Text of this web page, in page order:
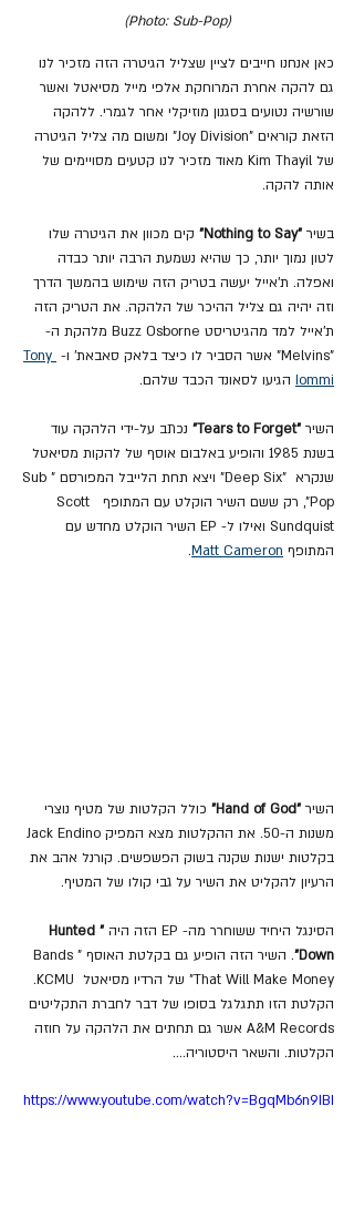
(Photo: Sub-Pop)
כאן אנחנו חייבים לציין שצליל הגיטרה הזה מזכיר לנו
גם להקה אחרת המרוחקת אלפי מייל מסיאטל ואשר
שורשיה נטועים בסגנון מוזיקלי אחר לגמרי. ללהקה
הזאת קוראים "Joy Division" ומשום מה צליל הגיטרה
של Kim Thayil מאוד מזכיר לנו קטעים מסויימים של
אותה להקה.
בשיר "Nothing to Say"
קים מכוון את הגיטרה שלו
לטון נמוך יותר, כך שהיא נשמעת הרבה יותר כבדה
ואפלה. ת'אייל יעשה בטריק הזה שימוש בהמשך הדרך
וזה יהיה גם צליל ההיכר של הלהקה. את הטריק הזה
ת'אייל למד מהגיטריסט Buzz Osborne מלהקת ה-
"Melvins" אשר הסביר לו כיצד בלאק סאבאת' ו-
Tony
Iommi הגיעו לסאונד הכבד שלהם.
השיר "Tears to Forget"
נכתב על-ידי הלהקה עוד
בשנת 1985 והופיע באלבום אוסף של להקות מסיאטל
שנקרא  "Deep Six" ויצא תחת הלייבל המפורסם "Sub
Pop", רק ששם השיר הוקלט עם המתופף  Scott
Sundquist ואילו ל- EP השיר הוקלט מחדש עם
המתופף Matt Cameron
.
השיר "Hand of God"
כולל הקלטות של מטיף נוצרי
בקלטות ישנות שקנה בשוק הפשפשים. קורנל אהב את
הרעיון להקליט את השיר על גבי קולו של המטיף.
הסינגל היחיד ששוחרר מה- EP הזה היה
"Hunted
Down"
. השיר הזה הופיע גם בקלטת האוסף "Bands
That Will Make Money" של הרדיו מסיאטל  KCMU.
הקלטת הזו תתגלגל בסופו של דבר לחברת התקליטים
A&M Records אשר גם תחתים את הלהקה על חוזה
הקלטות. והשאר היסטוריה....
https://www.youtube.com/watch?v=BgqMb6n9IBI